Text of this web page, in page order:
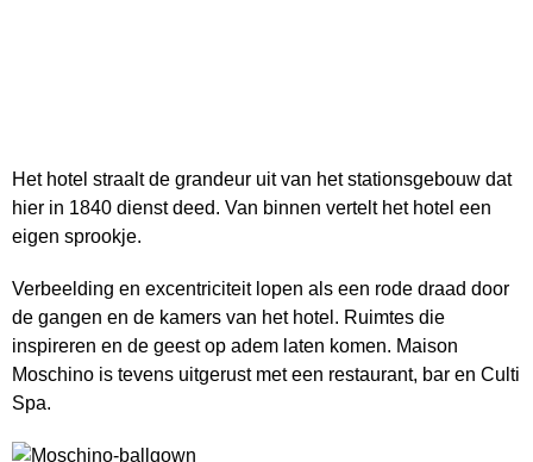
Het hotel straalt de grandeur uit van het stationsgebouw dat
hier in 1840 dienst deed. Van binnen vertelt het hotel een
eigen sprookje.
Verbeelding en excentriciteit lopen als een rode draad door
de gangen en de kamers van het hotel. Ruimtes die
inspireren en de geest op adem laten komen. Maison
Moschino is tevens uitgerust met een restaurant, bar en Culti
Spa.